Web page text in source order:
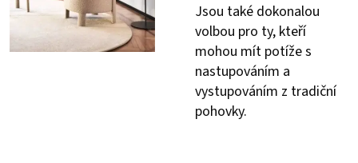
Jsou také dokonalou
volbou pro ty, kteří
mohou mít potíže s
nastupováním a
vystupováním z tradiční
pohovky.